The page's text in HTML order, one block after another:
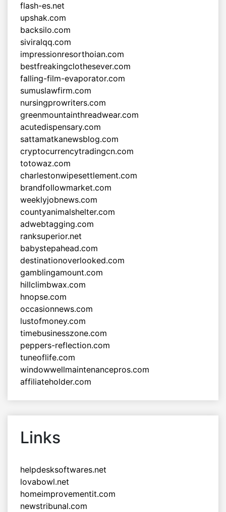
flash-es.net
upshak.com
backsilo.com
siviralqq.com
impressionresorthoian.com
bestfreakingclothesever.com
falling-film-evaporator.com
sumuslawfirm.com
nursingprowriters.com
greenmountainthreadwear.com
acutedispensary.com
sattamatkanewsblog.com
cryptocurrencytradingcn.com
totowaz.com
charlestonwipesettlement.com
brandfollowmarket.com
weeklyjobnews.com
countyanimalshelter.com
adwebtagging.com
ranksuperior.net
babystepahead.com
destinationoverlooked.com
gamblingamount.com
hillclimbwax.com
hnopse.com
occasionnews.com
lustofmoney.com
timebusinesszone.com
peppers-reflection.com
tuneoflife.com
windowwellmaintenancepros.com
affiliateholder.com
Links
helpdesksoftwares.net
lovabowl.net
homeimprovementit.com
newstribunal.com